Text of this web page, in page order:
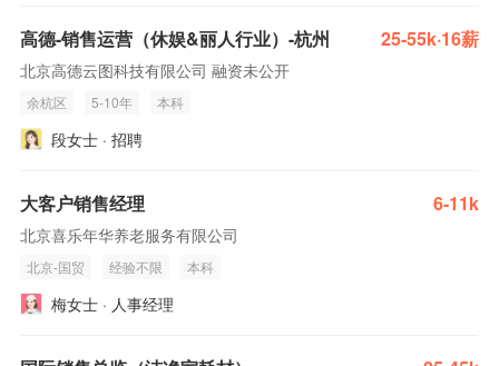
高德-销售运营（休娱&丽人行业）-杭州 25-55k·16薪
北京高德云图科技有限公司 融资未公开
余杭区 5-10年 本科
段女士 · 招聘
大客户销售经理 6-11k
北京喜乐年华养老服务有限公司
北京-国贸 经验不限 本科
梅女士 · 人事经理